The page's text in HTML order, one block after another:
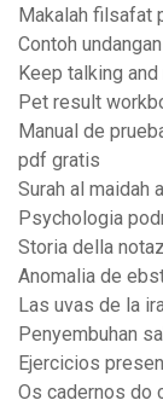
Makalah filsafat
Contoh
Keep talking
Pet result
Manual de
pdf gratis
Surah al maidah
Psychologia
Storia della
Anomalia de
Las uvas de la
Penyembuhan
Ejercicios
Os cadernos do